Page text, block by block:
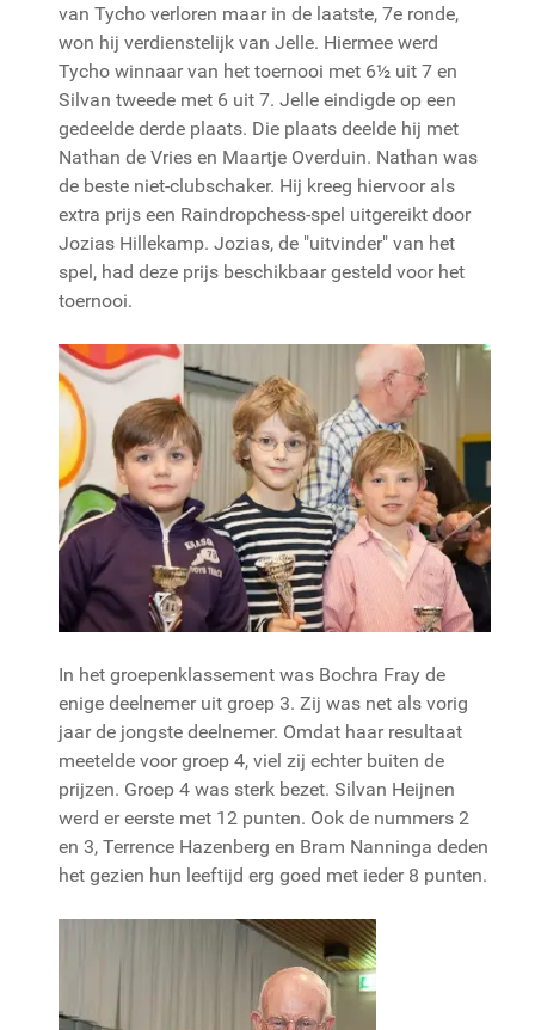
van Tycho verloren maar in de laatste, 7e ronde,
won hij verdienstelijk van Jelle. Hiermee werd
Tycho winnaar van het toernooi met 6½ uit 7 en
Silvan tweede met 6 uit 7. Jelle eindigde op een
gedeelde derde plaats. Die plaats deelde hij met
Nathan de Vries en Maartje Overduin. Nathan was
de beste niet-clubschaker. Hij kreeg hiervoor als
extra prijs een Raindropchess-spel uitgereikt door
Jozias Hillekamp. Jozias, de "uitvinder" van het
spel, had deze prijs beschikbaar gesteld voor het
toernooi.
In het groepenklassement was Bochra Fray de
enige deelnemer uit groep 3. Zij was net als vorig
jaar de jongste deelnemer. Omdat haar resultaat
meetelde voor groep 4, viel zij echter buiten de
prijzen. Groep 4 was sterk bezet. Silvan Heijnen
werd er eerste met 12 punten. Ook de nummers 2
en 3, Terrence Hazenberg en Bram Nanninga deden
het gezien hun leeftijd erg goed met ieder 8 punten.